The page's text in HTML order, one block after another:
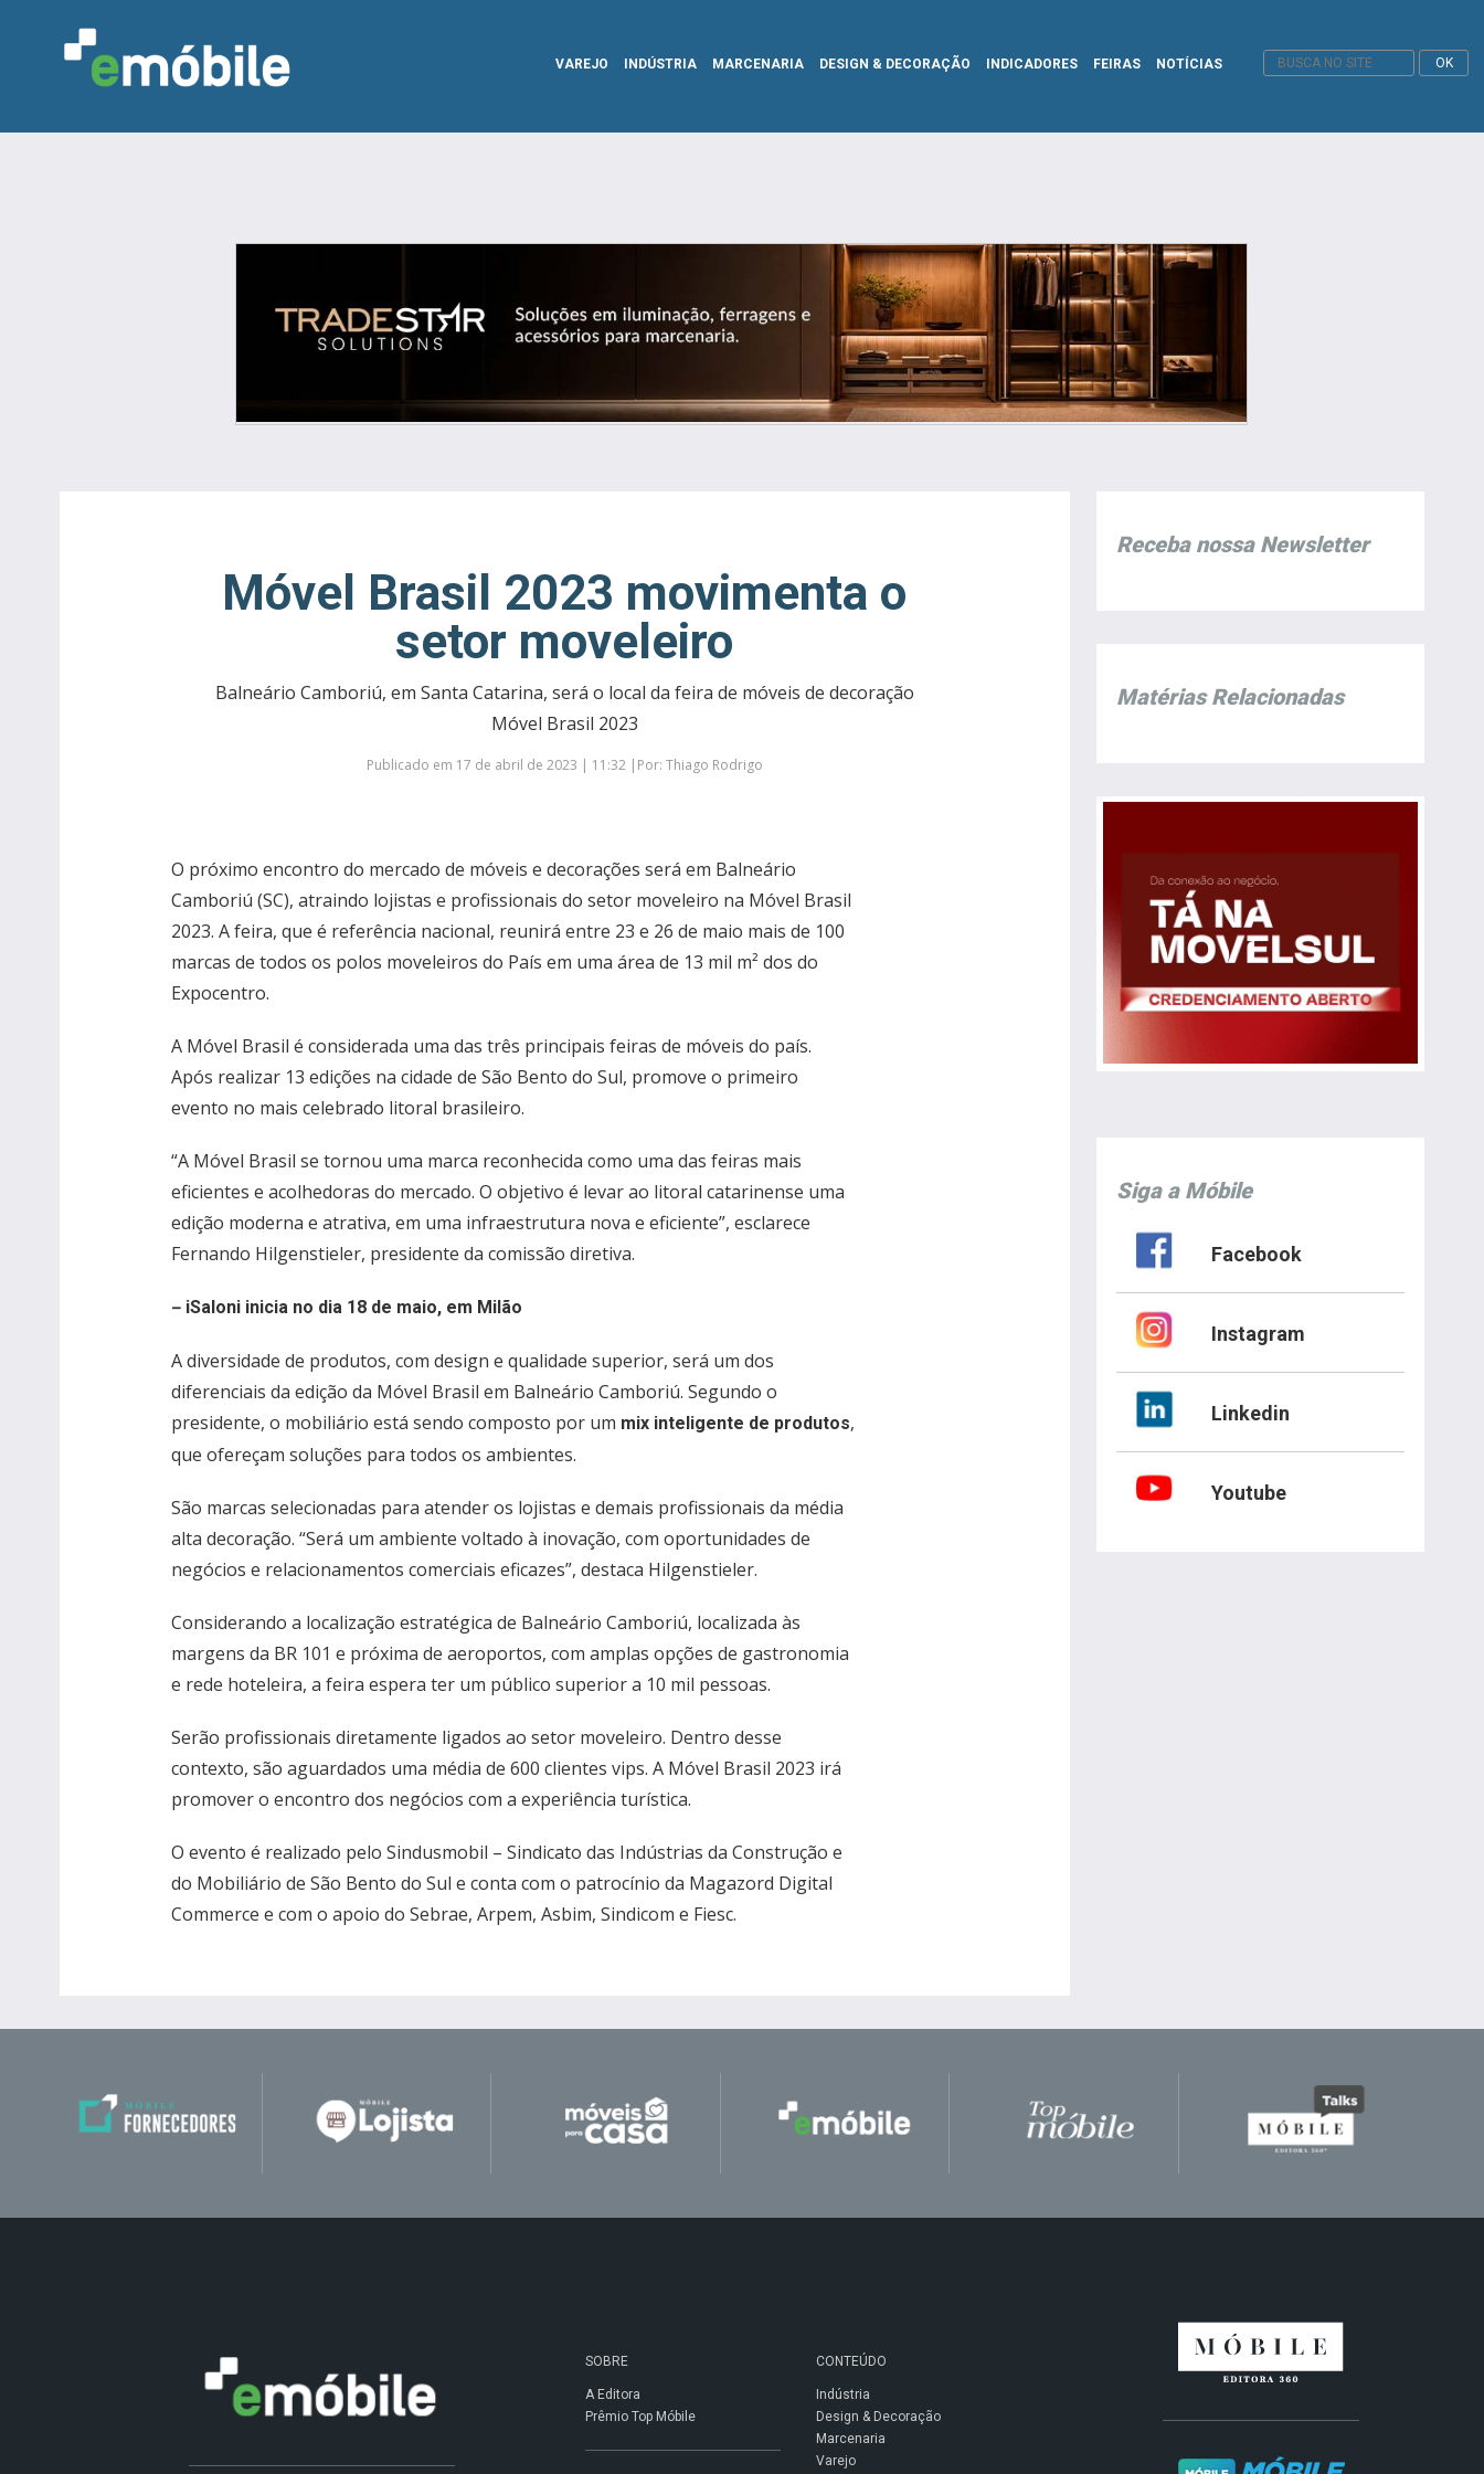
VAREJO INDÚSTRIA MARCENARIA DESIGN & DECORAÇÃO INDICADORES FEIRAS NOTÍCIAS
Móvel Brasil 2023 movimenta o
setor moveleiro
Balneário Camboriú, em Santa Catarina, será o local da feira de móveis de decoração
Móvel Brasil 2023
Publicado em 17 de abril de 2023 | 11:32 |Por: Thiago Rodrigo
O próximo encontro do mercado de móveis e decorações será em Balneário
Camboriú (SC), atraindo lojistas e profissionais do setor moveleiro na Móvel Brasil
2023. A feira, que é referência nacional, reunirá entre 23 e 26 de maio mais de 100
marcas de todos os polos moveleiros do País em uma área de 13 mil m² dos do
Expocentro.
A Móvel Brasil é considerada uma das três principais feiras de móveis do país.
Após realizar 13 edições na cidade de São Bento do Sul, promove o primeiro
evento no mais celebrado litoral brasileiro.
“A Móvel Brasil se tornou uma marca reconhecida como uma das feiras mais
eficientes e acolhedoras do mercado. O objetivo é levar ao litoral catarinense uma
edição moderna e atrativa, em uma infraestrutura nova e eficiente”, esclarece
Fernando Hilgenstieler, presidente da comissão diretiva.
– iSaloni inicia no dia 18 de maio, em Milão
A diversidade de produtos, com design e qualidade superior, será um dos
diferenciais da edição da Móvel Brasil em Balneário Camboriú. Segundo o
presidente, o mobiliário está sendo composto por um mix inteligente de produtos,
que ofereçam soluções para todos os ambientes.
São marcas selecionadas para atender os lojistas e demais profissionais da média
alta decoração. “Será um ambiente voltado à inovação, com oportunidades de
negócios e relacionamentos comerciais eficazes”, destaca Hilgenstieler.
Considerando a localização estratégica de Balneário Camboriú, localizada às
margens da BR 101 e próxima de aeroportos, com amplas opções de gastronomia
e rede hoteleira, a feira espera ter um público superior a 10 mil pessoas.
Serão profissionais diretamente ligados ao setor moveleiro. Dentro desse
contexto, são aguardados uma média de 600 clientes vips. A Móvel Brasil 2023 irá
promover o encontro dos negócios com a experiência turística.
O evento é realizado pelo Sindusmobil – Sindicato das Indústrias da Construção e
do Mobiliário de São Bento do Sul e conta com o patrocínio da Magazord Digital
Commerce e com o apoio do Sebrae, Arpem, Asbim, Sindicom e Fiesc.
Receba nossa Newsletter
Matérias Relacionadas
Siga a Móbile
Facebook
Instagram
Linkedin
Youtube
SOBRE
A Editora
Prêmio Top Móbile
CONTEÚDO
Indústria
Design & Decoração
Marcenaria
Varejo